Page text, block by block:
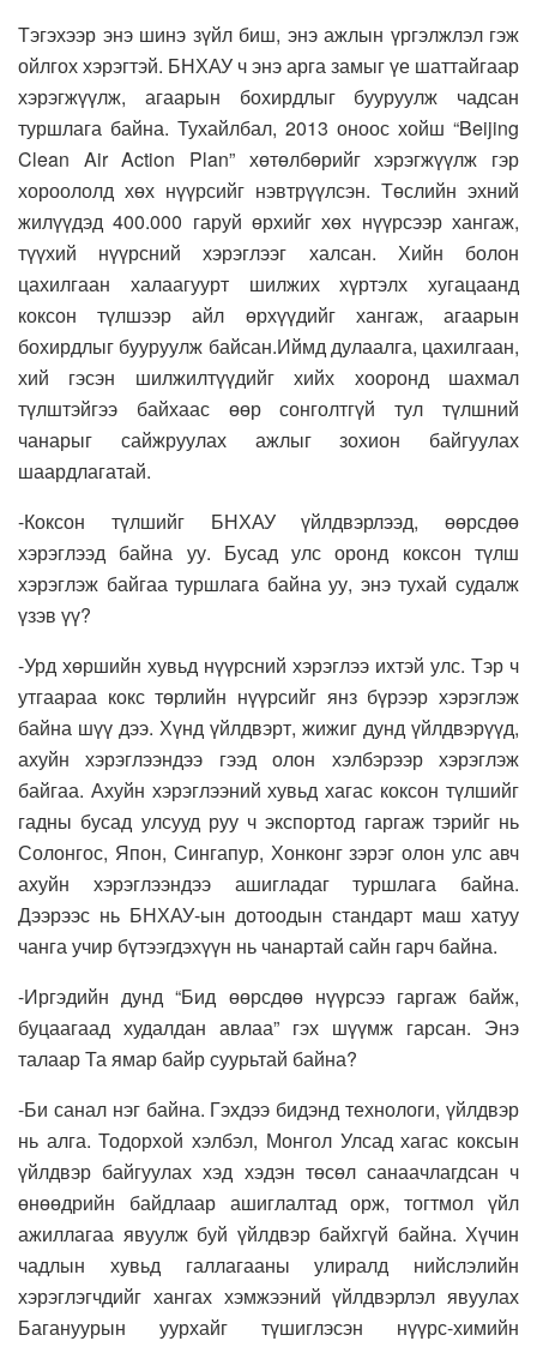
Тэгэхээр энэ шинэ зүйл биш, энэ ажлын үргэлжлэл гэж
ойлгох хэрэгтэй. БНХАУ ч энэ арга замыг үе шаттайгаар
хэрэгжүүлж, агаарын бохирдлыг бууруулж чадсан
туршлага байна. Тухайлбал, 2013 оноос хойш “Beijing
Clean Air Action Plan” хөтөлбөрийг хэрэгжүүлж гэр
хороололд хөх нүүрсийг нэвтрүүлсэн. Төслийн эхний
жилүүдэд 400.000 гаруй өрхийг хөх нүүрсээр хангаж,
түүхий нүүрсний хэрэглээг халсан. Хийн болон
цахилгаан халаагуурт шилжих хүртэлх хугацаанд
коксон түлшээр айл өрхүүдийг хангаж, агаарын
бохирдлыг бууруулж байсан.Иймд дулаалга, цахилгаан,
хий гэсэн шилжилтүүдийг хийх хооронд шахмал
түлштэйгээ байхаас өөр сонголтгүй тул түлшний
чанарыг сайжруулах ажлыг зохион байгуулах
шаардлагатай.
-Коксон түлшийг БНХАУ үйлдвэрлээд, өөрсдөө
хэрэглээд байна уу. Бусад улс оронд коксон түлш
хэрэглэж байгаа туршлага байна уу, энэ тухай судалж
үзэв үү?
-Урд хөршийн хувьд нүүрсний хэрэглээ ихтэй улс. Тэр ч
утгаараа кокс төрлийн нүүрсийг янз бүрээр хэрэглэж
байна шүү дээ. Хүнд үйлдвэрт, жижиг дунд үйлдвэрүүд,
ахуйн хэрэглээндээ гээд олон хэлбэрээр хэрэглэж
байгаа. Ахуйн хэрэглээний хувьд хагас коксон түлшийг
гадны бусад улсууд руу ч экспортод гаргаж тэрийг нь
Солонгос, Япон, Сингапур, Хонконг зэрэг олон улс авч
ахуйн хэрэглээндээ ашигладаг туршлага байна.
Дээрээс нь БНХАУ-ын дотоодын стандарт маш хатуу
чанга учир бүтээгдэхүүн нь чанартай сайн гарч байна.
-Иргэдийн дунд “Бид өөрсдөө нүүрсээ гаргаж байж,
буцаагаад худалдан авлаа” гэх шүүмж гарсан. Энэ
талаар Та ямар байр суурьтай байна?
-Би санал нэг байна. Гэхдээ бидэнд технологи, үйлдвэр
нь алга. Тодорхой хэлбэл, Монгол Улсад хагас коксын
үйлдвэр байгуулах хэд хэдэн төсөл санаачлагдсан ч
өнөөдрийн байдлаар ашиглалтад орж, тогтмол үйл
ажиллагаа явуулж буй үйлдвэр байхгүй байна. Хүчин
чадлын хувьд галлагааны улиралд нийслэлийн
хэрэглэгчдийг хангах хэмжээний үйлдвэрлэл явуулах
Багануурын уурхайг түшиглэсэн нүүрс-химийн